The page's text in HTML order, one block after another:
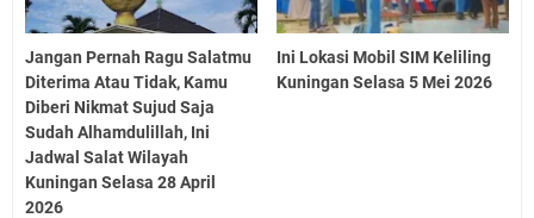
Jangan Pernah Ragu Salatmu
Diterima Atau Tidak, Kamu
Diberi Nikmat Sujud Saja
Sudah Alhamdulillah, Ini
Jadwal Salat Wilayah
Kuningan Selasa 28 April
2026
Ini Lokasi Mobil SIM Keliling
Kuningan Selasa 5 Mei 2026